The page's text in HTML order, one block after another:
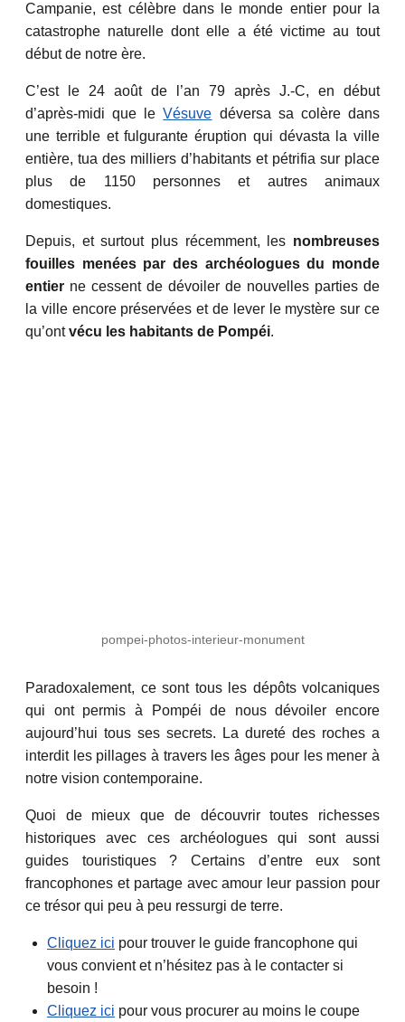
Campanie, est célèbre dans le monde entier pour la
catastrophe naturelle dont elle a été victime au tout
début de notre ère.
C’est le 24 août de l’an 79 après J.-C, en début
d’après-midi que leVésuve déversa sa colère dans
une terrible et fulgurante éruption qui dévasta la ville
entière, tua des milliers d’habitants et pétrifia sur place
plus de 1150 personnes et autres animaux
domestiques.
Depuis, et surtout plus récemment, les nombreuses
fouilles menées par des archéologues du monde
entier ne cessent de dévoiler de nouvelles parties de
la ville encore préservées et de lever le mystère sur ce
qu’ontvécu les habitants de Pompéi.
pompei-photos-interieur-monument
Paradoxalement, ce sont tous les dépôts volcaniques
qui ont permis à Pompéi de nous dévoiler encore
aujourd’hui tous ses secrets. La dureté des roches a
interdit les pillages à travers les âges pour les mener à
notre vision contemporaine.
Quoi de mieux que de découvrir toutes richesses
historiques avec ces archéologues qui sont aussi
guides touristiques ? Certains d’entre eux sont
francophones et partage avec amour leur passion pour
ce trésor qui peu à peu ressurgi de terre.
Cliquez ici pour trouver le guide francophone qui
vous convient et n’hésitez pas à le contacter si
besoin !
Cliquez ici pour vous procurer au moins le coupe